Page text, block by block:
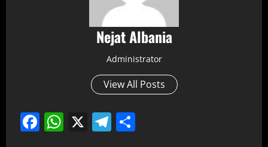
Nejat Albania
Administrator
View All Posts
Facebook
WhatsApp
X Telegram